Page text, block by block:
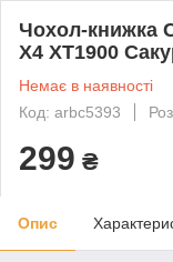
Чохол-книжка
X4 XT1900
Немає в наявності
Код: arbc5393
299 ₴
Опис